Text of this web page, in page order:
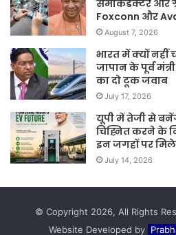
सेमीकंडक्टर और
Foxconn और
August 7, 2026
भारत में क्यों नहीं
जापान के पूर्व
का दो टूक जवाब
July 17, 2026
यूपी में तेजी से
चिह्नित करने के
इन जगहों पर
July 14, 2026
© Copyright 2026, All Rights
Website Developed by